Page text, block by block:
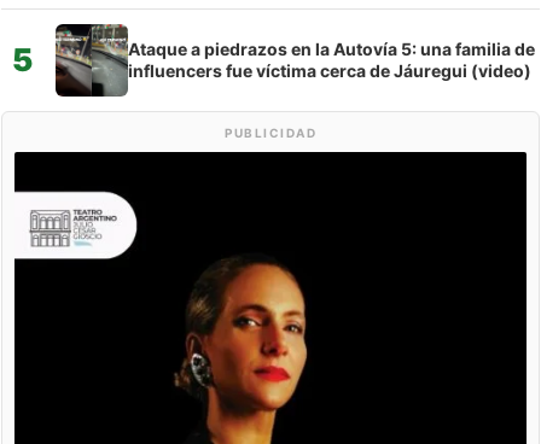
5
Ataque a piedrazos en la Autovía 5: una familia de
influencers fue víctima cerca de Jáuregui (video)
PUBLICIDAD